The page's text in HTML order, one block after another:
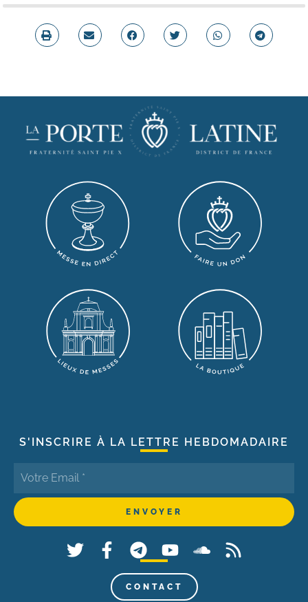
S'INSCRIRE À LA LETTRE HEBDOMADAIRE
CONTACT